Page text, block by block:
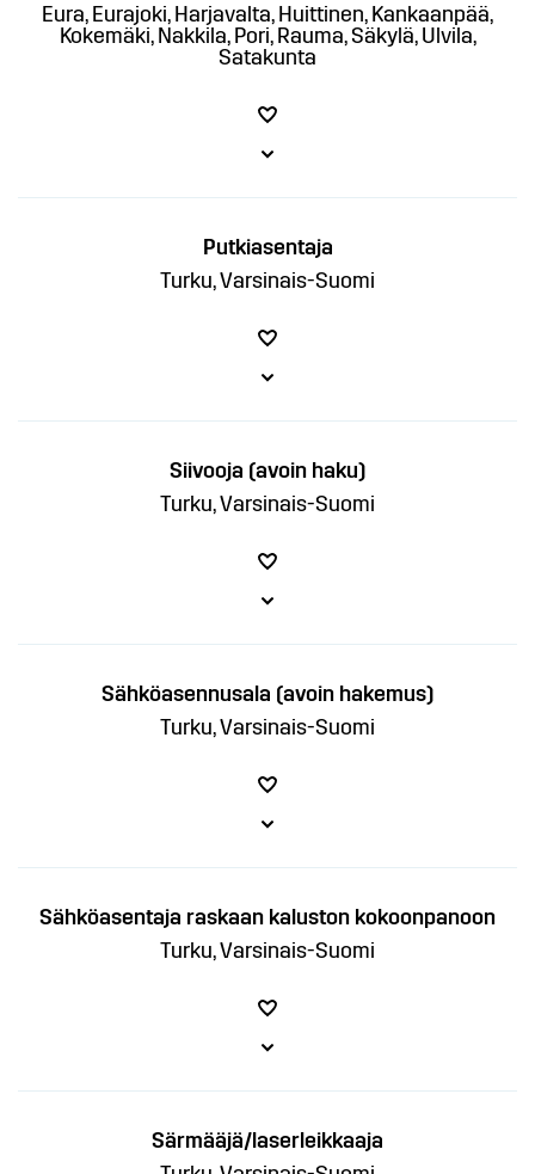
Eura, Eurajoki, Harjavalta, Huittinen, Kankaanpää,
Kokemäki, Nakkila, Pori, Rauma, Säkylä, Ulvila,
Satakunta
Putkiasentaja
Turku, Varsinais-Suomi
Siivooja (avoin haku)
Turku, Varsinais-Suomi
Sähköasennusala (avoin hakemus)
Turku, Varsinais-Suomi
Sähköasentaja raskaan kaluston kokoonpanoon
Turku, Varsinais-Suomi
Särmääjä/laserleikkaaja